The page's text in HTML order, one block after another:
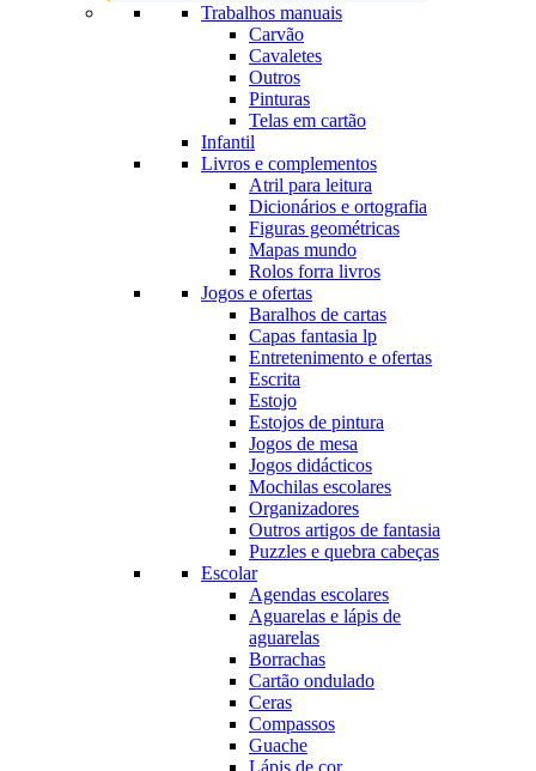
Trabalhos manuais
Carvão
Cavaletes
Outros
Pinturas
Telas em cartão
Infantil
Livros e complementos
Atril para leitura
Dicionários e ortografia
Figuras geométricas
Mapas mundo
Rolos forra livros
Jogos e ofertas
Baralhos de cartas
Capas fantasia lp
Entretenimento e ofertas
Escrita
Estojo
Estojos de pintura
Jogos de mesa
Jogos didácticos
Mochilas escolares
Organizadores
Outros artigos de fantasia
Puzzles e quebra cabeças
Escolar
Agendas escolares
Aguarelas e lápis de
aguarelas
Borrachas
Cartão ondulado
Ceras
Compassos
Guache
Lápis de cor